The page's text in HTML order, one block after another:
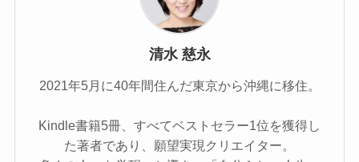
清水 慈永
2021年5⽉に40年間住んだ東京から沖縄に移住。
Kindle書籍5冊、すべてベストセラー1位を獲得し
た著者であり、願望実現クリエイター。